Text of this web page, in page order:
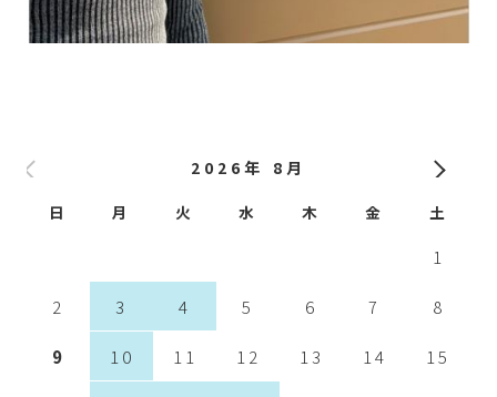
2026年 8月
日 月 火 水 木 金 土
1
2 3 4 5 6 7 8
9 10 11 12 13 14 15